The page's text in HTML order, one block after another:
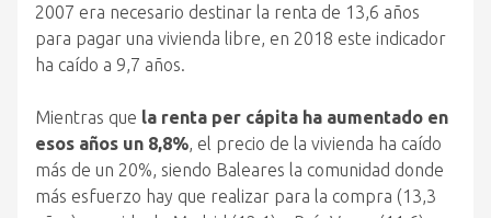
2007 era necesario destinar la renta de 13,6 años
para pagar una vivienda libre, en 2018 este indicador
ha caído a 9,7 años.
Mientras que la renta per cápita ha aumentado en
esos años un 8,8%, el precio de la vivienda ha caído
más de un 20%, siendo Baleares la comunidad donde
más esfuerzo hay que realizar para la compra (13,3